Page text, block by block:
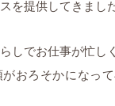
を提供してきまし
しでお仕事が忙しく
おろそかになっ